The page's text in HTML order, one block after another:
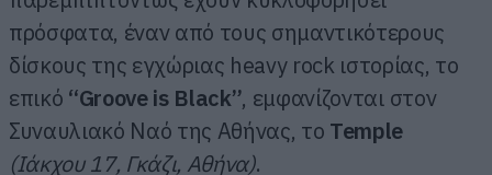
πρόσφατα, έναν από τους σημαντικότερους
δίσκους της εγχώριας heavy rock ιστορίας, το
επικό “Grooveis Black”, εμφανίζονται στον
Συναυλιακό Ναό της Αθήνας, το Temple
(Ιάκχου 17, Γκάζι, Αθήνα).